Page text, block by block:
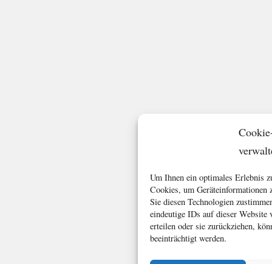
Um Ihnen ein optimales Erlebnis
Cookies, um Geräteinformationen
Sie diesen Technologien
eindeutige IDs auf dieser
erteilen oder sie zurückziehen,
beeinträchtigt werden.